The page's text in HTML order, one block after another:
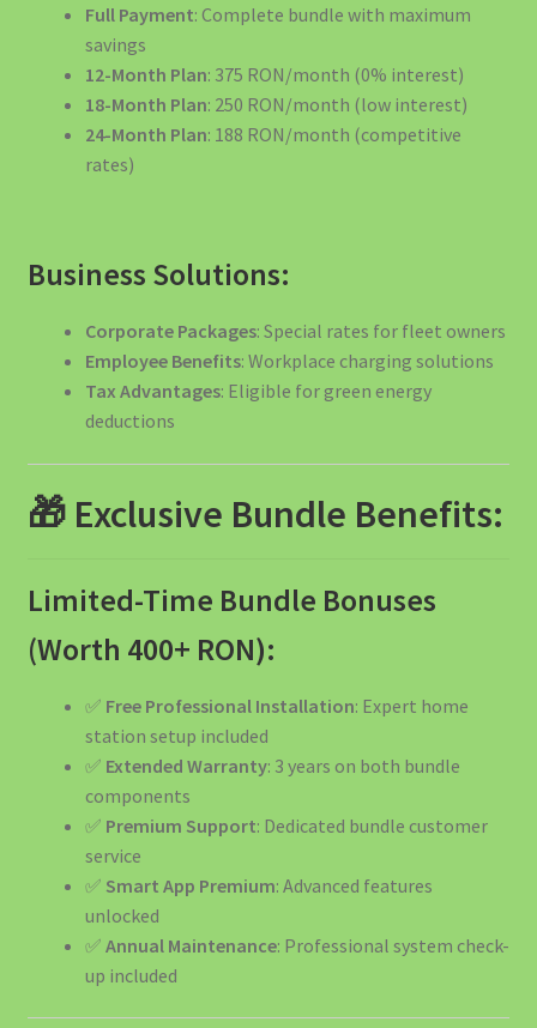
Full Payment: Complete bundle with maximum
savings
12-Month Plan: 375 RON/month (0% interest)
18-Month Plan: 250 RON/month (low interest)
24-Month Plan: 188 RON/month (competitive
rates)
Business Solutions:
Corporate Packages: Special rates for fleet owners
Employee Benefits: Workplace charging solutions
Tax Advantages: Eligible for green energy
deductions
🎁 Exclusive Bundle Benefits:
Limited-Time Bundle Bonuses
(Worth 400+ RON):
✅ Free Professional Installation: Expert home
station setup included
✅ Extended Warranty: 3 years on both bundle
components
✅ Premium Support: Dedicated bundle customer
service
✅ Smart App Premium: Advanced features
unlocked
✅ Annual Maintenance: Professional system check-
up included